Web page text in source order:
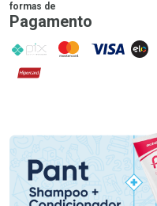
formas de
Pagamento
PIX MasterCard
VISA ELO
Hipercard